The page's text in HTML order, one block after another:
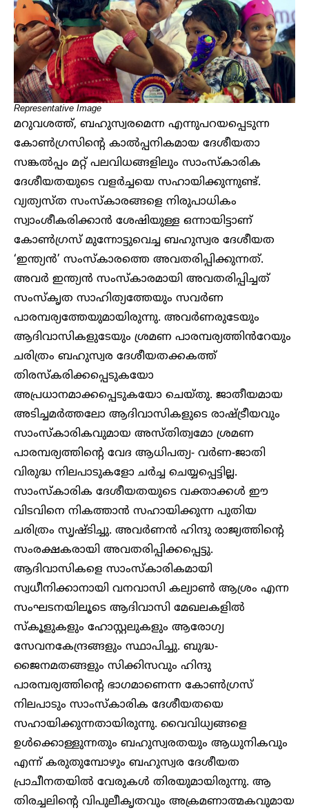
Representative Image
മറുവശത്ത്, ബഹുസ്വരമെന്ന എന്നുപറയപ്പെടുന്ന
കോൺഗ്രസിന്റെ കാൽപ്പനികമായ ദേശീയതാ
സങ്കൽപ്പം മറ്റ് പലവിധങ്ങളിലും സാംസ്കാരിക
ദേശീയതയുടെ വളർച്ചയെ സഹായിക്കുന്നുണ്ട്.
വ്യത്യസ്ത സംസ്കാരങ്ങളെ നിരുപാധികം
സ്വാംശീകരിക്കാൻ ശേഷിയുള്ള ഒന്നായിട്ടാണ്
കോൺഗ്രസ് മുന്നോട്ടുവെച്ച ബഹുസ്വര ദേശീയത
‘ഇന്ത്യൻ’ സംസ്കാരത്തെ അവതരിപ്പിക്കുന്നത്.
അവർ ഇന്ത്യൻ സംസ്കാരമായി അവതരിപ്പിച്ചത്
സംസ്കൃത സാഹിത്യത്തേയും സവർണ
പാരമ്പര്യത്തേയുമായിരുന്നു. അവർണരുടേയും
ആദിവാസികളുടേയും ശ്രമണ പാരമ്പര്യത്തിൻറേയും
ചരിത്രം ബഹുസ്വര ദേശീയതക്കകത്ത്
തിരസ്കരിക്കപ്പെടുകയോ
അപ്രധാനമാക്കപ്പെടുകയോ ചെയ്തു. ജാതീയമായ
അടിച്ചമർത്തലോ ആദിവാസികളുടെ രാഷ്ട്രീയവും
സാംസ്കാരികവുമായ അസ്തിത്വമോ ശ്രമണ
പാരമ്പര്യത്തിന്റെ വേദ ആധിപത്യ- വർണ-ജാതി
വിരുദ്ധ നിലപാടുകളോ ചർച്ച ചെയ്യപ്പെട്ടില്ല.
സാംസ്കാരിക ദേശീയതയുടെ വക്താക്കൾ ഈ
വിടവിനെ നികത്താൻ സഹായിക്കുന്ന പുതിയ
ചരിത്രം സൃഷ്ടിച്ചു. അവർണൻ ഹിന്ദു രാജ്യത്തിന്റെ
സംരക്ഷകരായി അവതരിപ്പിക്കപ്പെട്ടു.
ആദിവാസികളെ സാംസ്കാരികമായി
സ്വധീനിക്കാനായി വനവാസി കല്യാൺ ആശ്രം എന്ന
സംഘടനയിലൂടെ ആദിവാസി മേഖലകളിൽ
സ്കൂളുകളും ഹോസ്റ്റലുകളും ആരോഗ്യ
സേവനകേന്ദ്രങ്ങളും സ്ഥാപിച്ചു. ബുദ്ധ-
ജൈനമതങ്ങളും സിക്കിസവും ഹിന്ദു
പാരമ്പര്യത്തിന്റെ ഭാഗമാണെന്ന കോൺഗ്രസ്
നിലപാടും സാംസ്കാരിക ദേശീയതയെ
സഹായിക്കുന്നതായിരുന്നു. വൈവിധ്യങ്ങളെ
ഉൾക്കൊള്ളുന്നതും ബഹുസ്വരതയും ആധുനികവും
എന്ന് കരുതുമ്പോഴും ബഹുസ്വര ദേശീയത
പ്രാചീനതയിൽ വേരുകൾ തിരയുമായിരുന്നു. ആ
തിരച്ചലിന്റെ വിപുലീകൃതവും അക്രമണാത്മകവുമായ